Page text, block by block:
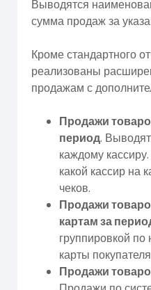
Выводятся
сумма продаж за
Кроме стандартного
реализованы
продажам с
Продажи
период.
каждому
какой кассир на
чеков.
Продажи
картам за
группировкой по
карты
Продажи